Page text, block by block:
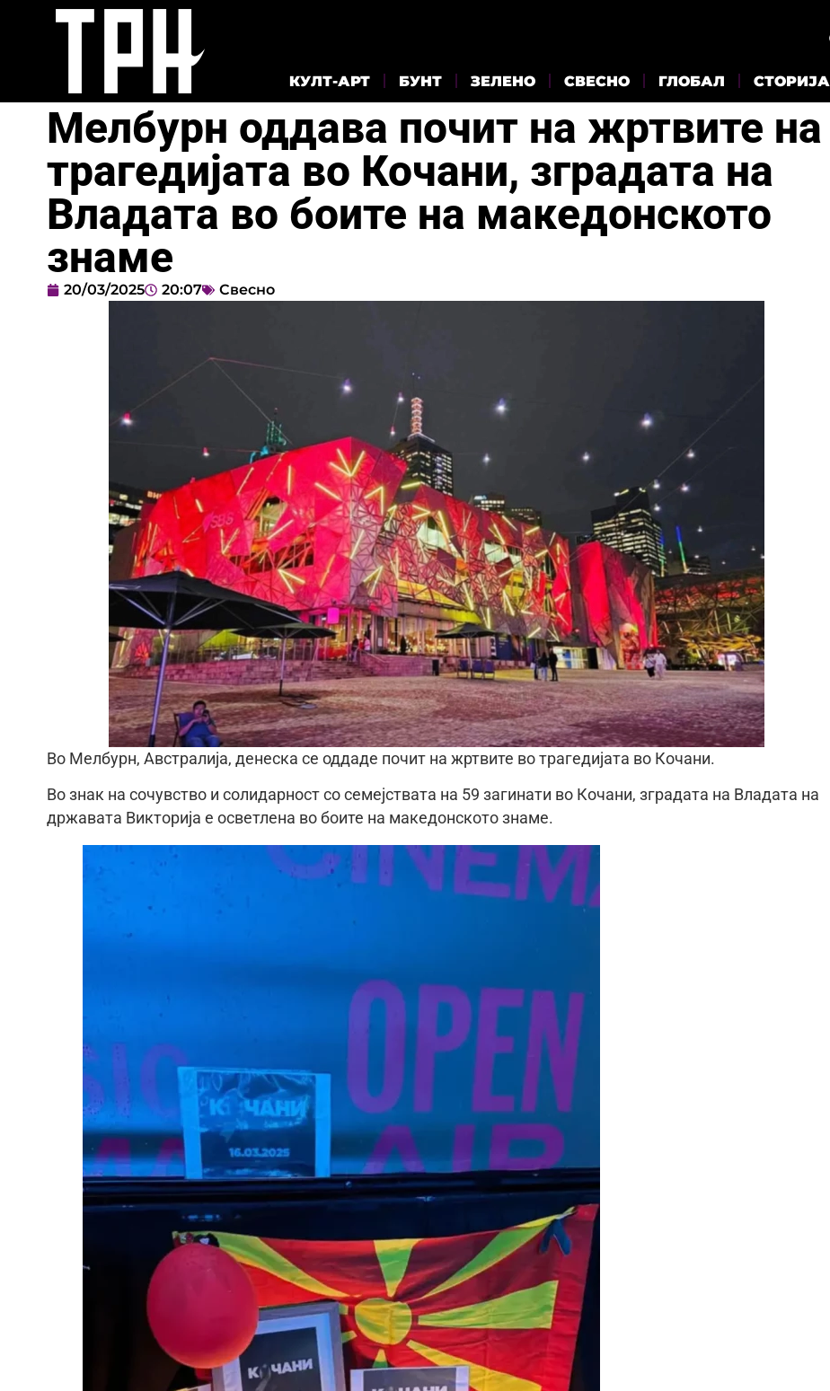
КУЛТ-АРТ БУНТ ЗЕЛЕНО СВЕСНО ГЛОБАЛ СТОРИЈА
Мелбурн оддава почит на жртвите на
трагедијата во Кочани, зградата на
Владата во боите на македонското
знаме
20/03/2025 20:07 Свесно
Во Мелбурн, Австралија, денеска се оддаде почит на жртвите во трагедијата во Кочани.
Во знак на сочувство и солидарност со семејствата на 59 загинати во Кочани, зградата на Владата на
државата Викторија е осветлена во боите на македонското знаме.